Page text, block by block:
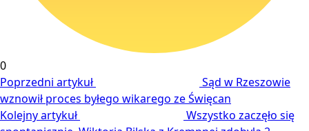
0
Poprzedni artykuł
Sąd w Rzeszowie
wznowił proces byłego wikarego ze Święcan
Kolejny artykuł
Wszystko zaczęło się